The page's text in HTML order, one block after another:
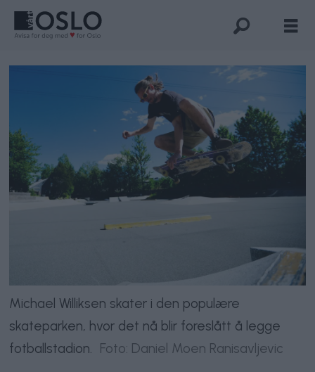
Michael Williksen skater i den populære
skateparken, hvor det nå blir foreslått å legge
fotballstadion. Foto: Daniel Moen Ranisavljevic